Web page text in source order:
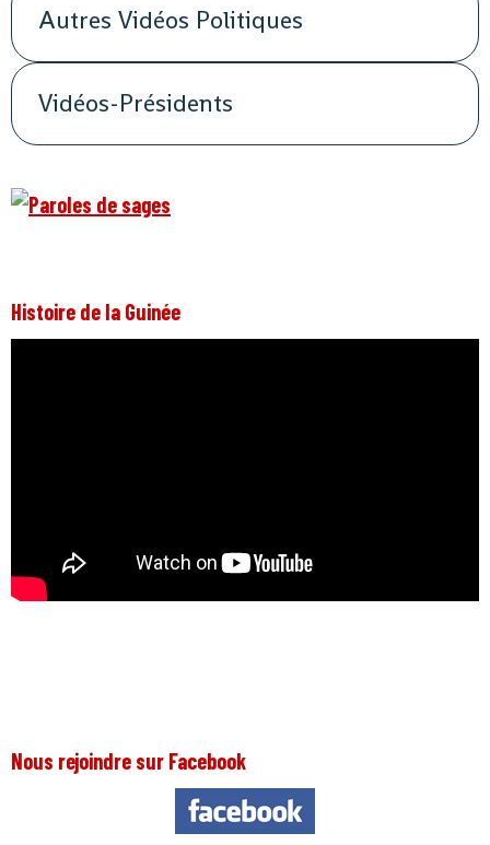
Autres Vidéos Politiques
Vidéos-Présidents
Histoire de la Guinée
Nous rejoindre sur Facebook